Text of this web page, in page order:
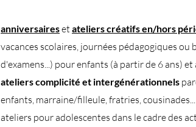
anniversairesetateliers créatifs en/hors
vacances scolaires, journées pédagogiques ou
d'examens...) pour enfants (à partir de 6 ans) et
ateliers complicité et intergénérationnels
enfants, marraine/filleule, fratries, cousinades...
ateliers pour adolescentes dans le cadre des